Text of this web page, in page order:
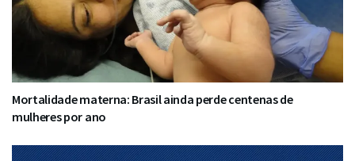
Mortalidade materna: Brasil ainda perde centenas de
mulheres por ano